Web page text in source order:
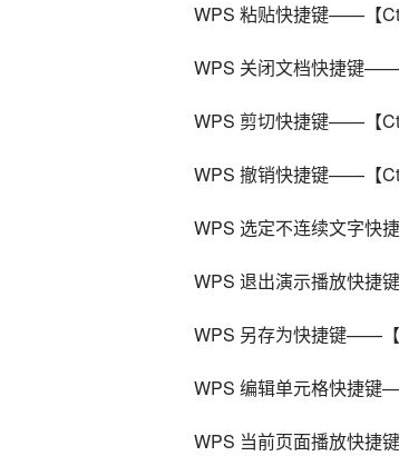
WPS 粘贴快捷键——【
WPS 关闭文档快捷键——
WPS 剪切快捷键——【
WPS 撤销快捷键——【
WPS 选定不连续文字快
WPS 退出演示播放快捷
WPS 另存为快捷键——【
WPS 编辑单元格快捷键
WPS 当前页面播放快捷